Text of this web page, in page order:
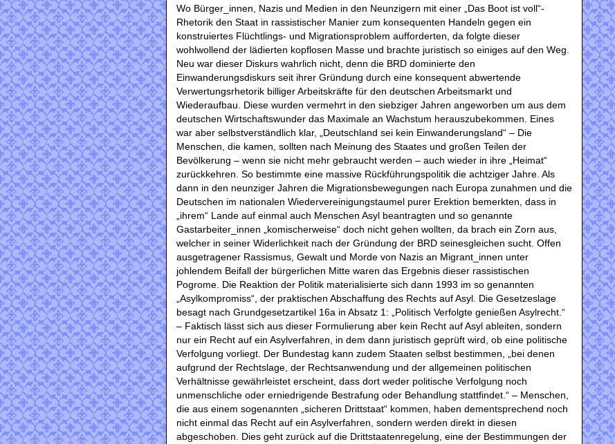
Wo Bürger_innen, Nazis und Medien in den Neunzigern mit einer „Das Boot ist voll“-
Rhetorik den Staat in rassistischer Manier zum konsequenten Handeln gegen ein
konstruiertes Flüchtlings- und Migrationsproblem aufforderten, da folgte dieser
wohlwollend der lädierten kopflosen Masse und brachte juristisch so einiges auf den Weg.
Neu war dieser Diskurs wahrlich nicht, denn die BRD dominierte den
Einwanderungsdiskurs seit ihrer Gründung durch eine konsequent abwertende
Verwertungsrhetorik billiger Arbeitskräfte für den deutschen Arbeitsmarkt und
Wiederaufbau. Diese wurden vermehrt in den siebziger Jahren angeworben um aus dem
deutschen Wirtschaftswunder das Maximale an Wachstum herauszubekommen. Eines
war aber selbstverständlich klar, „Deutschland sei kein Einwanderungsland“ – Die
Menschen, die kamen, sollten nach Meinung des Staates und großen Teilen der
Bevölkerung – wenn sie nicht mehr gebraucht werden – auch wieder in ihre „Heimat“
zurückkehren. So bestimmte eine massive Rückführungspolitik die achtziger Jahre. Als
dann in den neunziger Jahren die Migrationsbewegungen nach Europa zunahmen und die
Deutschen im nationalen Wiedervereinigungstaumel purer Erektion bemerkten, dass in
„ihrem“ Lande auf einmal auch Menschen Asyl beantragten und so genannte
Gastarbeiter_innen „komischerweise“ doch nicht gehen wollten, da brach ein Zorn aus,
welcher in seiner Widerlichkeit nach der Gründung der BRD seinesgleichen sucht. Offen
ausgetragener Rassismus, Gewalt und Morde von Nazis an Migrant_innen unter
johlendem Beifall der bürgerlichen Mitte waren das Ergebnis dieser rassistischen
Pogrome. Die Reaktion der Politik materialisierte sich dann 1993 im so genannten
„Asylkompromiss“, der praktischen Abschaffung des Rechts auf Asyl. Die Gesetzeslage
besagt nach Grundgesetzartikel 16a in Absatz 1: „Politisch Verfolgte genießen Asylrecht.“
– Faktisch lässt sich aus dieser Formulierung aber kein Recht auf Asyl ableiten, sondern
nur ein Recht auf ein Asylverfahren, in dem dann juristisch geprüft wird, ob eine politische
Verfolgung vorliegt. Der Bundestag kann zudem Staaten selbst bestimmen, „bei denen
aufgrund der Rechtslage, der Rechtsanwendung und der allgemeinen politischen
Verhältnisse gewährleistet erscheint, dass dort weder politische Verfolgung noch
unmenschliche oder erniedrigende Bestrafung oder Behandlung stattfindet.“ – Menschen,
die aus einem sogenannten „sicheren Drittstaat“ kommen, haben dementsprechend noch
nicht einmal das Recht auf ein Asylverfahren, sondern werden direkt in diesen
abgeschoben. Dies geht zurück auf die Drittstaatenregelung, eine der Bestimmungen der